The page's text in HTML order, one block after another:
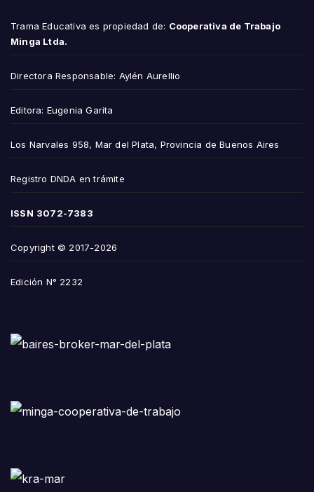
Trama Educativa es propiedad de: Cooperativa de Trabajo
Minga Ltda.
Directora Responsable: Aylén Aurellio
Editora: Eugenia Garita
Los Narvales 958, Mar del Plata, Provincia de Buenos Aires
Registro DNDA en trámite
ISSN 3072-7383
Copyright © 2017-2026
Edición N° 2232